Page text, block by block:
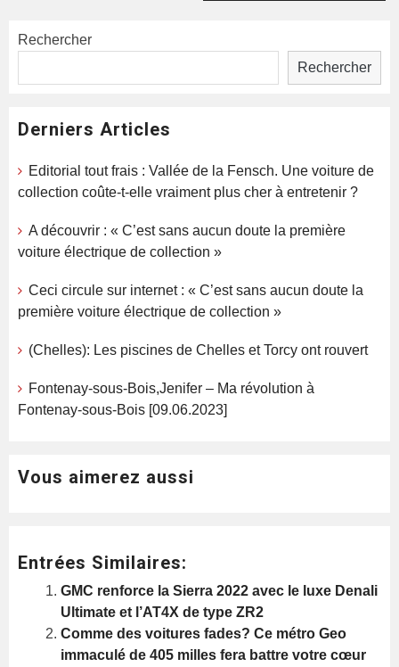
Rechercher
Rechercher
Derniers Articles
Editorial tout frais : Vallée de la Fensch. Une voiture de
collection coûte-t-elle vraiment plus cher à entretenir ?
A découvrir : « C’est sans aucun doute la première
voiture électrique de collection »
Ceci circule sur internet : « C’est sans aucun doute la
première voiture électrique de collection »
(Chelles): Les piscines de Chelles et Torcy ont rouvert
Fontenay-sous-Bois,Jenifer – Ma révolution à
Fontenay-sous-Bois [09.06.2023]
Vous aimerez aussi
Entrées Similaires:
GMC renforce la Sierra 2022 avec le luxe Denali
Ultimate et l’AT4X de type ZR2
Comme des voitures fades? Ce métro Geo
immaculé de 405 milles fera battre votre cœur